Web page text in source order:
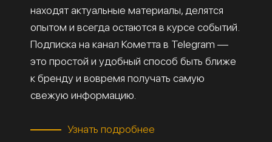
находят актуальные материалы, делятся
опытом и всегда остаются в курсе событий.
Подписка на канал Кометта в Telegram —
это простой и удобный способ быть ближе
к бренду и вовремя получать самую
свежую информацию.
Узнать подробнее